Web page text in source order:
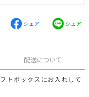
シェア シェア
配送について
トボックスにお入れして